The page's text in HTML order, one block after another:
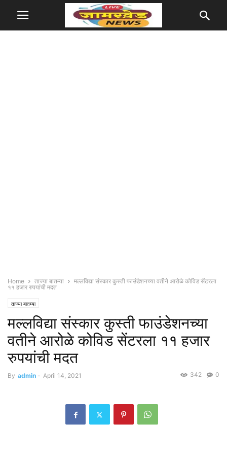
Home ताज्या बातम्या
मल्लविद्या संस्कार कुस्ती फाउंडेशनच्या वतीने आरोळे कोविड सेंटरला
११ हजार रुपयांची मदत
ताज्या बातम्या
मल्लविद्या संस्कार कुस्ती फाउंडेशनच्या
वतीने आरोळे कोविड सेंटरला ११ हजार
रुपयांची मदत
By admin - April 14, 2021 0
342